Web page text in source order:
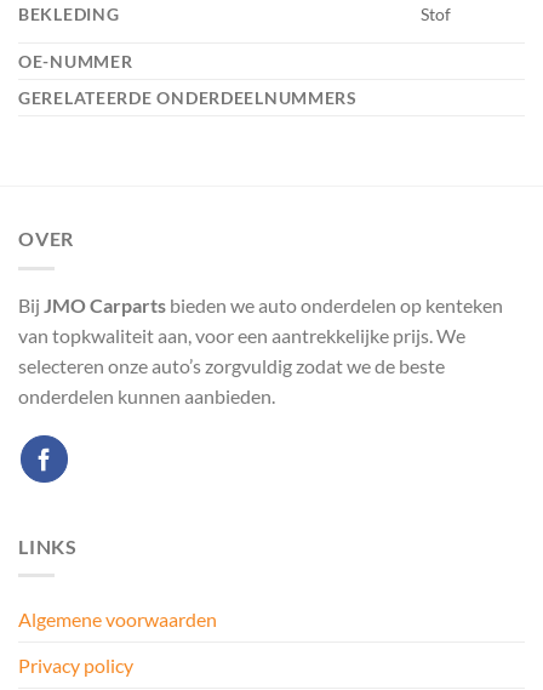
BEKLEDING Stof
OE-NUMMER
GERELATEERDE ONDERDEELNUMMERS
OVER
Bij JMO Carparts bieden we auto onderdelen op kenteken
van topkwaliteit aan, voor een aantrekkelijke prijs. We
selecteren onze auto’s zorgvuldig zodat we de beste
onderdelen kunnen aanbieden.
LINKS
Algemene voorwaarden
Privacy policy